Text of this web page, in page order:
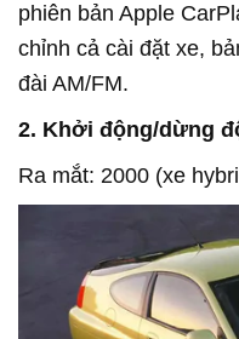
phiên bản Apple
chỉnh cả cài đặt xe,
đài AM/FM.
2. Khởi động/dừng
Ra mắt: 2000 (xe